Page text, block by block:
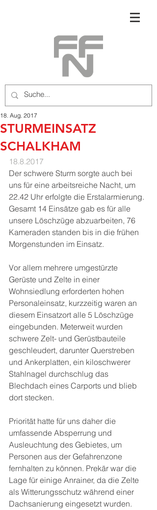
STURMEINSATZ
SCHALKHAM
18. Aug. 2017
18.8.2017
Der schwere Sturm sorgte auch bei
uns für eine arbeitsreiche Nacht, um
22.42 Uhr erfolgte die Erstalarmierung.
Gesamt 14 Einsätze gab es für alle
unsere Löschzüge abzuarbeiten, 76
Kameraden standen bis in die frühen
Morgenstunden im Einsatz.
Vor allem mehrere umgestürzte
Gerüste und Zelte in einer
Wohnsiedlung erforderten hohen
Personaleinsatz, kurzzeitig waren an
diesem Einsatzort alle 5 Löschzüge
eingebunden. Meterweit wurden
schwere Zelt- und Gerüstbauteile
geschleudert, darunter Querstreben
und Ankerplatten, ein kiloschwerer
Stahlnagel durchschlug das
Blechdach eines Carports und blieb
dort stecken.
Priorität hatte für uns daher die
umfassende Absperrung und
Ausleuchtung des Gebietes, um
Personen aus der Gefahrenzone
fernhalten zu können. Prekär war die
Lage für einige Anrainer, da die Zelte
als Witterungsschutz während einer
Dachsanierung eingesetzt wurden.